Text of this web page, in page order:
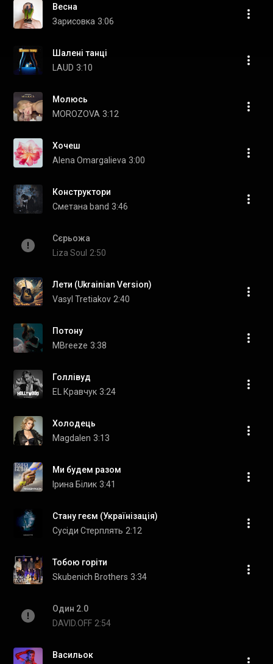
Весна
Зарисовка 3:06
Шалені танці
LAUD 3:10
Молюсь
MOROZOVA 3:12
Хочеш
Alena Omargalieva 3:00
Конструктори
Сметана band 3:46
Сєрьожа
Liza Soul 2:50
Лети (Ukrainian Version)
Vasyl Tretiakov 2:40
Потону
MBreeze 3:38
Голлівуд
EL Кравчук 3:24
Холодець
Magdalen 3:13
Ми будем разом
Ірина Білик 3:41
Стану геєм (Українізація)
Сусіди Стерплять 2:12
Тобою горіти
Skubenich Brothers 3:34
Один 2.0
DAVID.OFF 2:54
Васильок